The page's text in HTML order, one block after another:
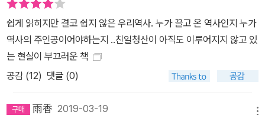
쉽게 읽히지만 결코 쉽지 않은 우리역사. 누가 끌고 온 역사인지 누가
역사의 주인공이어야하는지 ..친일청산이 아직도 이루어지지 않고 있
는 현실이 부끄러운 책
공감 (12) 댓글 (0)
雨香 2019-03-19